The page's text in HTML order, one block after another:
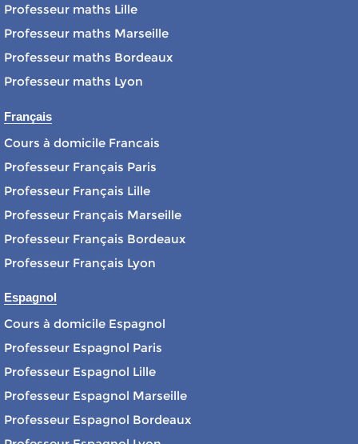
Professeur maths Lille
Professeur maths Marseille
Professeur maths Bordeaux
Professeur maths Lyon
Français
Cours à domicile Francais
Professeur Français Paris
Professeur Français Lille
Professeur Français Marseille
Professeur Français Bordeaux
Professeur Français Lyon
Espagnol
Cours à domicile Espagnol
Professeur Espagnol Paris
Professeur Espagnol Lille
Professeur Espagnol Marseille
Professeur Espagnol Bordeaux